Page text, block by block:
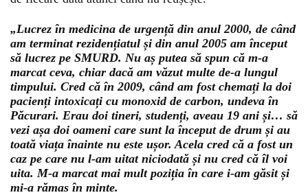
„Lucrez în medicina de urgență din anul 2000, de când
am terminat rezidențiatul și din anul 2005 am început
să lucrez pe SMURD. Nu aș putea să spun că m-a
marcat ceva, chiar dacă am văzut multe de-a lungul
timpului. Cred că în 2009, când am fost chemați la doi
pacienți intoxicați cu monoxid de carbon, undeva în
Păcurari. Erau doi tineri, studenți, aveau 19 ani și… să
vezi așa doi oameni care sunt la început de drum și au
toată viața înainte nu este ușor. Acela cred că a fost un
caz pe care nu l-am uitat niciodată și nu cred că îl voi
uita. M-a marcat mai mult poziția în care i-am găsit și
mi-a rămas în minte.